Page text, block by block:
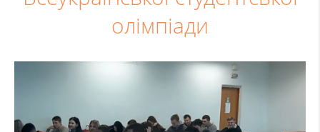
олімпіади